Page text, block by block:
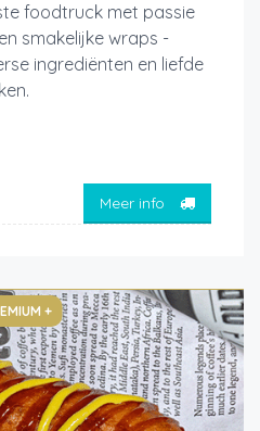
foodtruck met passie
smakelijke wraps -
ingrediënten en liefde
Meer info
+